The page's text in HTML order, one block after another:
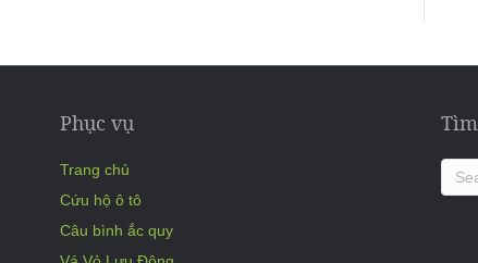
Phục vụ
Trang chủ
Cứu hộ ô tô
Câu bình ắc quy